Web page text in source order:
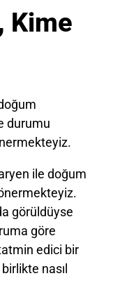
Kime
durumu
ile doğum
görüldüyse
göre
edici bir
nasıl